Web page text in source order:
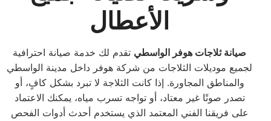
الأعطال
صيانة ثلاجات هوفر الواسطي تقدم لك خدمة صيانة احترافية
لجميع موديلات الثلاجات من شركة هوفر داخل مدينة الواسطي
والمناطق المجاورة. إذا كانت الثلاجة لا تبرد بشكل كافٍ، أو
تصدر صوتًا غير معتاد، أو تواجه تسرب مياه، يمكنك الاعتماد
على فريقنا الفني المعتمد الذي يستخدم أحدث أدوات الفحص